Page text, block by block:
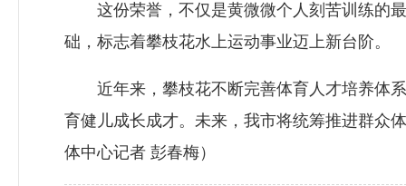
这份荣誉，不仅是黄微微个人刻苦训练的最
础，标志着攀枝花水上运动事业迈上新台阶。
近年来，攀枝花不断完善体育人才培养体系
育健儿成长成才。未来，我市将统筹推进群众
体中心记者 彭春梅）